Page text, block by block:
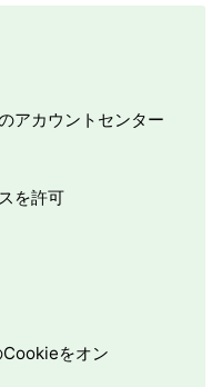
アカウントセンター
を許可
をオン